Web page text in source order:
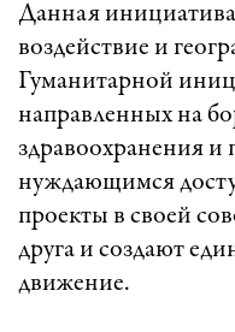
Данная
воздействие и
Гуманитарной
направленных на
здравоохранения и
нуждающимся
проекты в своей
друга и создают
движение.